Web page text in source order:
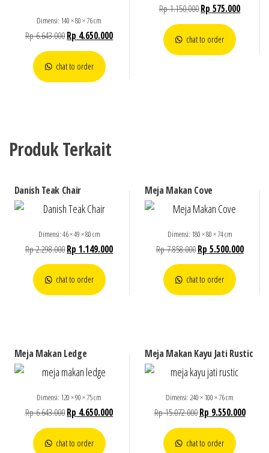
Dimensi: 140 × 80 × 76 cm
Rp6.643.000Rp 4.650.000
chat to order
Rp1.150.000Rp 575.000
chat to order
Produk Terkait
Danish Teak Chair
Dimensi: 46 × 49 × 80 cm
Rp2.298.000Rp 1.149.000
chat to order
Meja Makan Cove
Dimensi: 180 × 80 × 74 cm
Rp7.858.000 Rp 5.500.000
chat to order
Meja Makan Ledge
Dimensi: 120 × 90 × 75 cm
Rp6.643.000Rp 4.650.000
chat to order
Meja Makan Kayu Jati Rustic
Dimensi: 240 × 100 × 76 cm
Rp15.072.000 Rp 9.550.000
chat to order